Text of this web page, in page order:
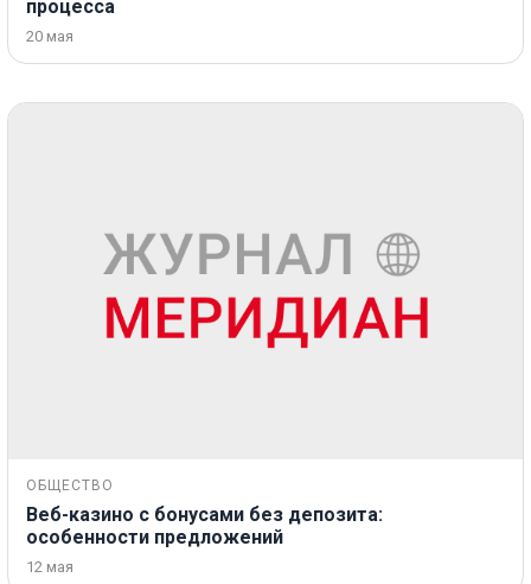
процесса
20 мая
ОБЩЕСТВО
Веб-казино с бонусами без депозита:
особенности предложений
12 мая